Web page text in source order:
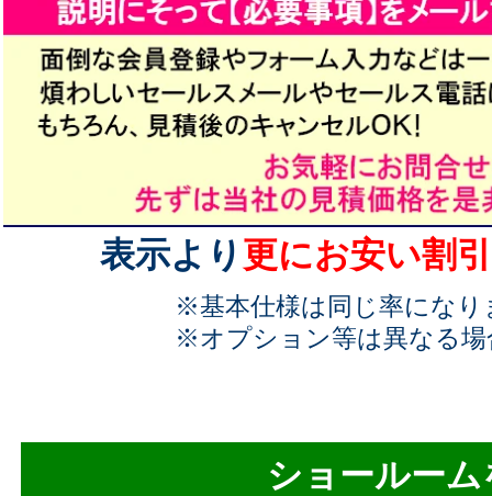
表示より 更にお安い割
※基本仕様は同じ率になり
※オプション等は異なる
ショールー